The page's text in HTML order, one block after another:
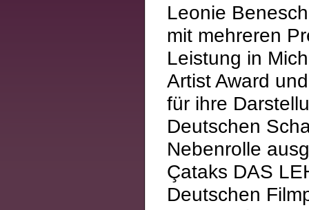
Leonie
mit mehreren
Leistung in
Artist Award
für ihre
Deutschen
Nebenrolle
Çataks DAS
Deutschen